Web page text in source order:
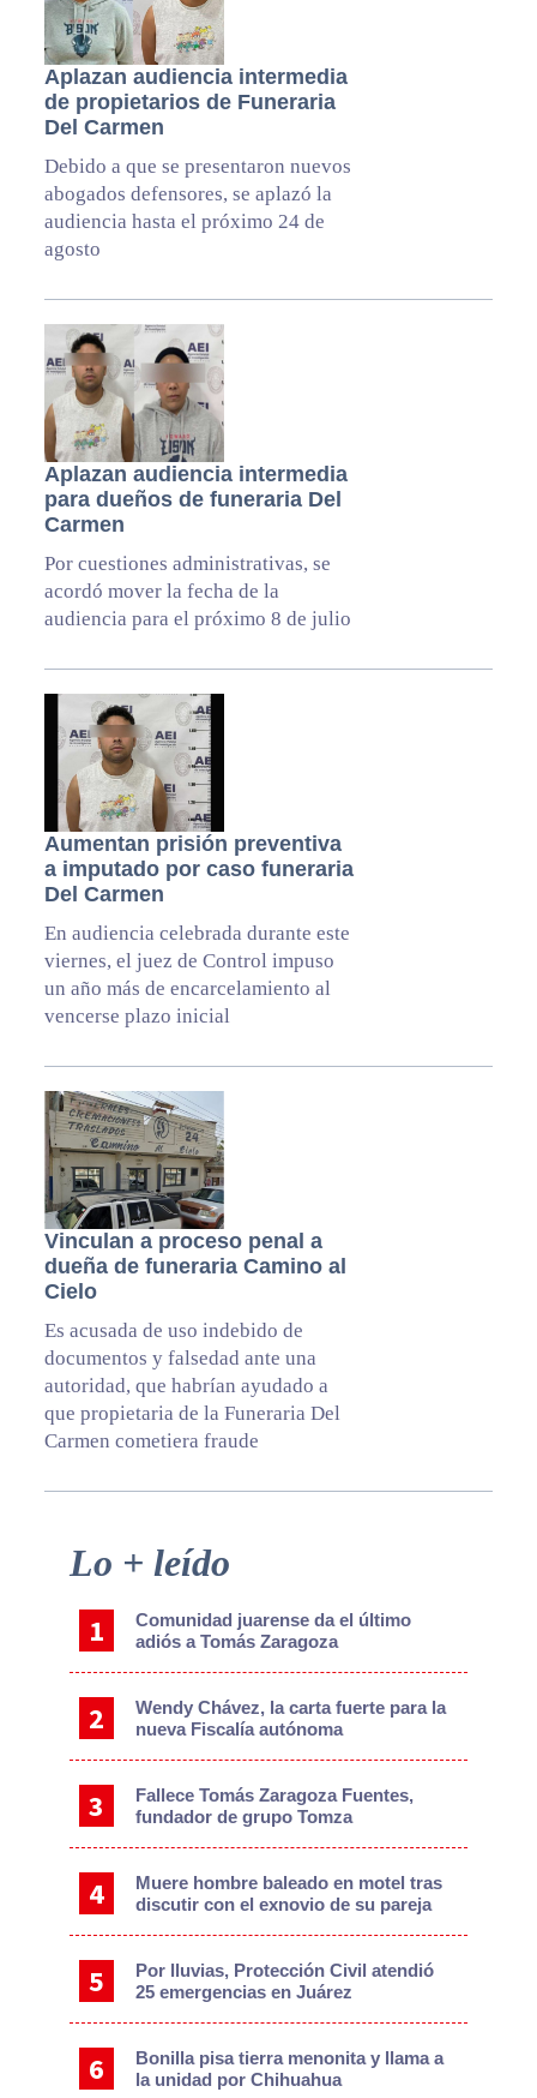
Aplazan audiencia intermedia
de propietarios de Funeraria
Del Carmen
Debido a que se presentaron nuevos
abogados defensores, se aplazó la
audiencia hasta el próximo 24 de
agosto
Aplazan audiencia intermedia
para dueños de funeraria Del
Carmen
Por cuestiones administrativas, se
acordó mover la fecha de la
audiencia para el próximo 8 de julio
Aumentan prisión preventiva
a imputado por caso funeraria
Del Carmen
En audiencia celebrada durante este
viernes, el juez de Control impuso
un año más de encarcelamiento al
vencerse plazo inicial
Vinculan a proceso penal a
dueña de funeraria Camino al
Cielo
Es acusada de uso indebido de
documentos y falsedad ante una
autoridad, que habrían ayudado a
que propietaria de la Funeraria Del
Carmen cometiera fraude
Primary
Lo + leído
Comunidad juarense da el último
adiós a Tomás Zaragoza
Wendy Chávez, la carta fuerte para la
nueva Fiscalía autónoma
Fallece Tomás Zaragoza Fuentes,
fundador de grupo Tomza
Muere hombre baleado en motel tras
discutir con el exnovio de su pareja
Por lluvias, Protección Civil atendió
25 emergencias en Juárez
Bonilla pisa tierra menonita y llama a
la unidad por Chihuahua